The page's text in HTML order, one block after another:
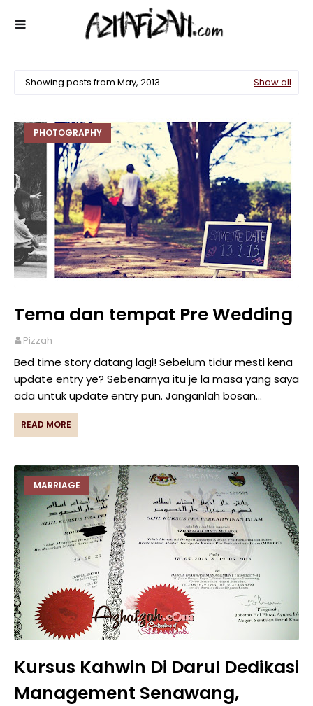
Showing posts from May, 2013 Show all
PHOTOGRAPHY
Tema dan tempat Pre Wedding
Pizzah
Bed time story datang lagi! Sebelum tidur mesti kena
update entry ye? Sebenarnya itu je la masa yang saya
ada untuk update entry pun. Janganlah bosan…
READ MORE
MARRIAGE
Kursus Kahwin Di Darul Dedikasi
Management Senawang,